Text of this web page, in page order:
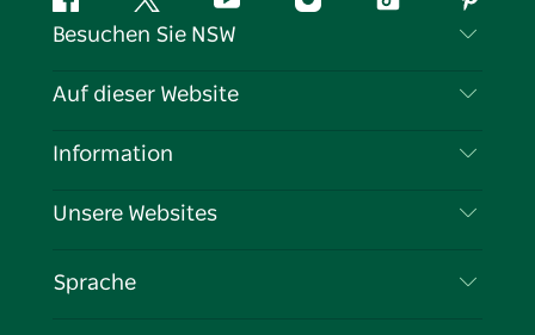
FacebookTwitter YouTubeInstagramTikTok
Besuchen Sie NSW
Kontaktieren Sie uns
Cookie-Hinweis
Auf dieser Website
Reiseziele
Veranstaltungen
Information
Reiseinformationen
Unternehmen in NSW
Unsere Websites
Sprache